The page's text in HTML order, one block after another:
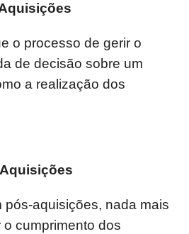
o processo de gerir o
de decisão sobre um
a realização dos
pós-aquisições, nada mais
cumprimento dos